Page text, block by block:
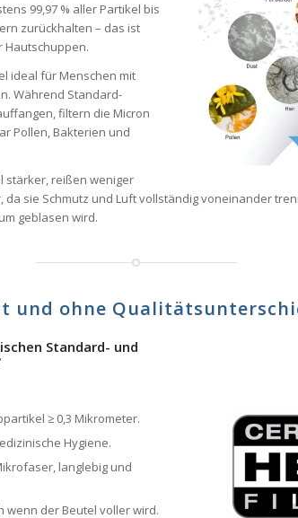
99,97 % aller Partikel bis
zurückhalten – das ist
Hautschuppen.
ideal für Menschen mit
Während Standard-
filtern die Micron
Pollen, Bakterien und
stärker, reißen weniger
sie Schmutz und Luft vollständig voneinander
geblasen wird.
und ohne
Standard- und
≥ 0,3 Mikrometer.
Hygiene.
langlebig und
wenn der Beutel voller wird.